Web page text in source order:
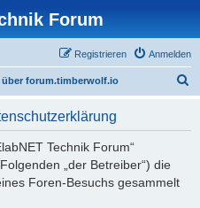
Forum
Anmelden
Registrieren
über forum.timberwolf.io
Technik Forum“
„der Betreiber“) die
Foren-Besuchs gesammelt